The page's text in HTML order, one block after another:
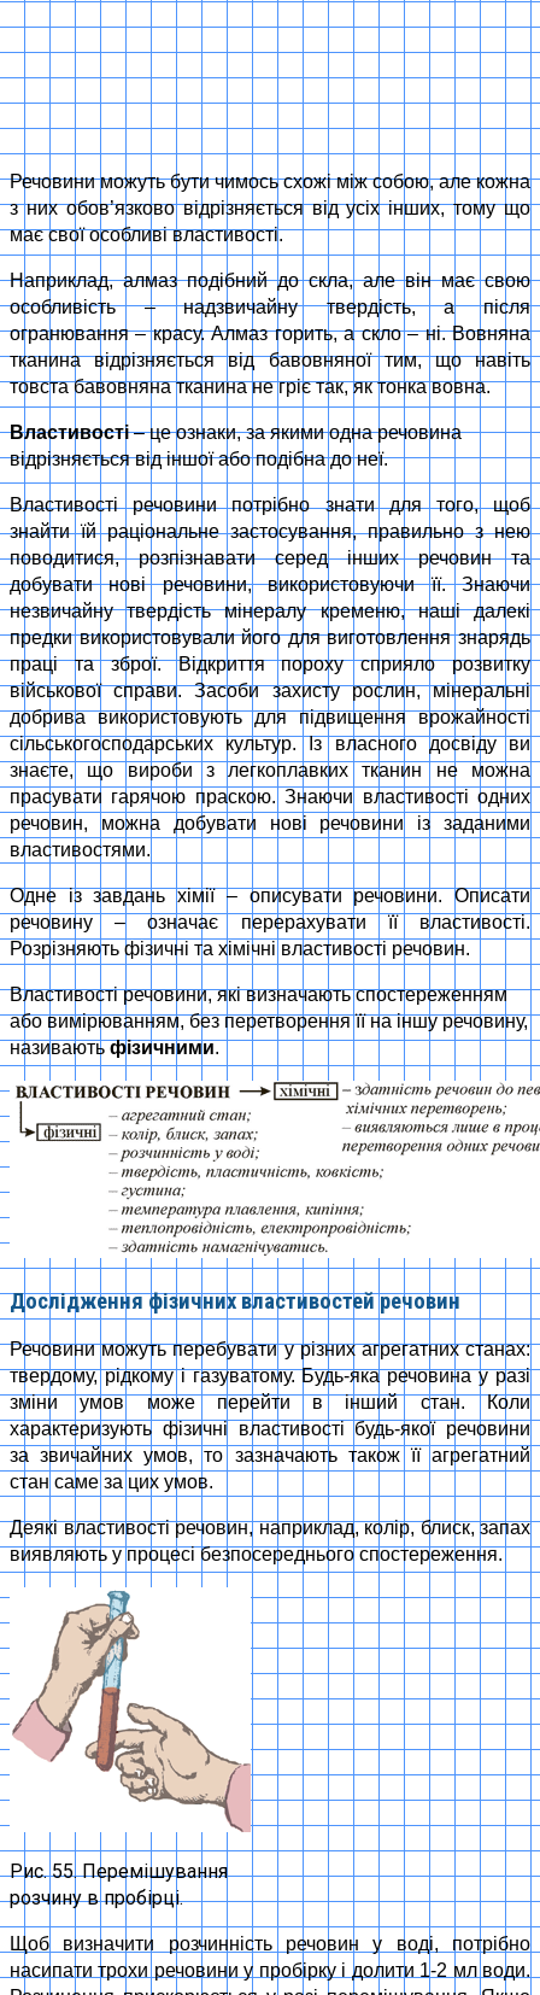
Речовини можуть бути чимось схожі між собою, але кожна
з них обов’язково відрізняється від усіх інших, тому що
має свої особливі властивості.
Наприклад, алмаз подібний до скла, але він має свою
особливість – надзвичайну твердість, а після
огранювання – красу. Алмаз горить, а скло – ні. Вовняна
тканина відрізняється від бавовняної тим, що навіть
товста бавовняна тканина не гріє так, як тонка вовна.
Властивості– це ознаки, за якими одна речовина
відрізняється від іншої або подібна до неї.
Властивості речовини потрібно знати для того, щоб
знайти їй раціональне застосування, правильно з нею
поводитися, розпізнавати серед інших речовин та
добувати нові речовини, використовуючи її. Знаючи
незвичайну твердість мінералу кременю, наші далекі
предки використовували його для виготовлення знарядь
праці та зброї. Відкриття пороху сприяло розвитку
військової справи. Засоби захисту рослин, мінеральні
добрива використовують для підвищення врожайності
сільськогосподарських культур. Із власного досвіду ви
знаєте, що вироби з легкоплавких тканин не можна
прасувати гарячою праскою. Знаючи властивості одних
речовин, можна добувати нові речовини із заданими
властивостями.
Одне із завдань хімії – описувати речовини. Описати
речовину – означає перерахувати її властивості.
Розрізняють фізичні та хімічні властивості речовин.
Властивості речовини, які визначають спостереженням
або вимірюванням, без перетворення її на іншу речовину,
називаютьфізичними.
Дослідження фізичних властивостей речовин
Речовини можуть перебувати у різних агрегатних станах:
твердому, рідкому і газуватому. Будь-яка речовина у разі
зміни умов може перейти в інший стан. Коли
характеризують фізичні властивості будь-якої речовини
за звичайних умов, то зазначають також її агрегатний
стан саме за цих умов.
Деякі властивості речовин, наприклад, колір, блиск, запах
виявляють у процесі безпосереднього спостереження.
Рис. 55. Перемішування
розчину в пробірці.
Щоб визначити розчинність речовин у воді, потрібно
насипати трохи речовини у пробірку і долити 1-2 мл води.